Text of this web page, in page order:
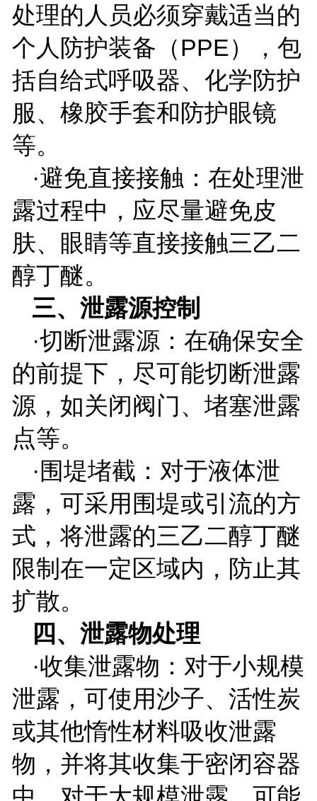
处理的人员必须穿戴适当的
个人防护装备（PPE），包
括自给式呼吸器、化学防护
服、橡胶手套和防护眼镜
等。
·避免直接接触：在处理泄
露过程中，应尽量避免皮
肤、眼睛等直接接触三乙二
醇丁醚。
三、泄露源控制
·切断泄露源：在确保安全
的前提下，尽可能切断泄露
源，如关闭阀门、堵塞泄露
点等。
·围堤堵截：对于液体泄
露，可采用围堤或引流的方
式，将泄露的三乙二醇丁醚
限制在一定区域内，防止其
扩散。
四、泄露物处理
·收集泄露物：对于小规模
泄露，可使用沙子、活性炭
或其他惰性材料吸收泄露
物，并将其收集于密闭容器